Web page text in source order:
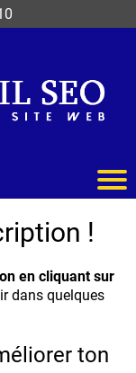
!
en cliquant sur
dans quelques
ton